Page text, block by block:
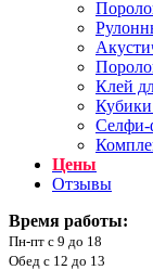
Клей
Селфи-
Цены
Отзывы
Время работы:
Пн-пт с 9 до 18
Обед с 12 до 13